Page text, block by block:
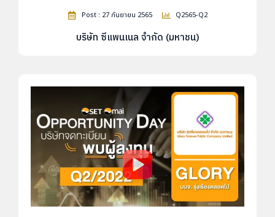
Post : 27 กันยายน 2565 Q2565-Q2
บริษัท ซีแพนเนล จำกัด (มหาชน)